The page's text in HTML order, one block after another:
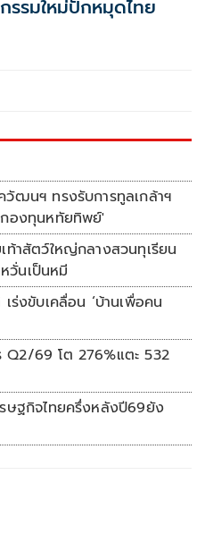
รรมใหม่ปักหมุดไทย
วัฒนฯ ทรงรับการทูลเกล้าฯ
องทุนหทัยทิพย์'
ท้าสัตว์ใหญ่กลางสวนทุเรียน
วั่นเป็นหมี
เร่งขับเคลื่อน ‘บ้านเพื่อคน
Q2/69 โต 276%แตะ 532
รษฐกิจไทยครึ่งหลังปี69ยัง